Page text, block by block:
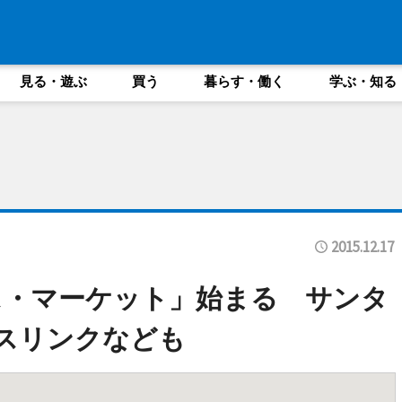
見る・遊ぶ 買う 暮らす・働く 学ぶ・知る
2015.12.17
マーケット」始まる サンタ
リンクなども